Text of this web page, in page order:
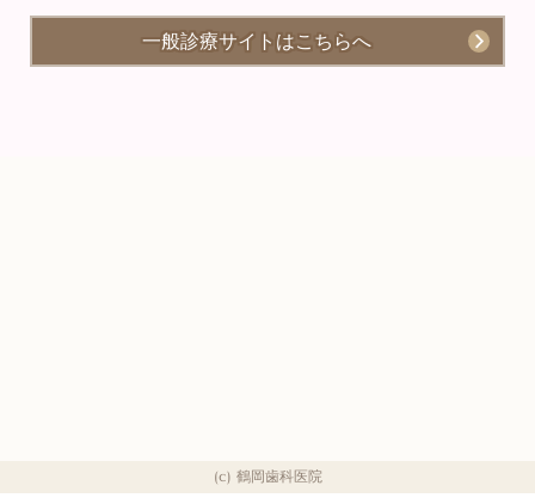
一般診療サイトはこちらへ
(c) 鶴岡歯科医院